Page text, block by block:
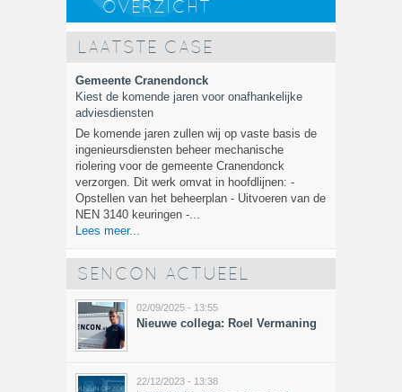
OVERZICHT
LAATSTE CASE
Gemeente Cranendonck
Kiest de komende jaren voor onafhankelijke
adviesdiensten
De komende jaren zullen wij op vaste basis de
ingenieursdiensten beheer mechanische
riolering voor de gemeente Cranendonck
verzorgen. Dit werk omvat in hoofdlijnen: -
Opstellen van het beheerplan - Uitvoeren van de
NEN 3140 keuringen -...
Lees meer...
SENCON ACTUEEL
02/09/2025 - 13:55
Nieuwe collega: Roel Vermaning
22/12/2023 - 13:38